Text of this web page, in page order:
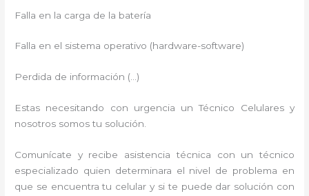
Falla en la carga de la batería
Falla en el sistema operativo (hardware-software)
Perdida de información (…)
Estas necesitando con urgencia un Técnico Celulares y
nosotros somos tu solución.
Comunícate y recibe asistencia técnica con un técnico
especializado quien determinara el nivel de problema en
que se encuentra tu celular y si te puede dar solución con